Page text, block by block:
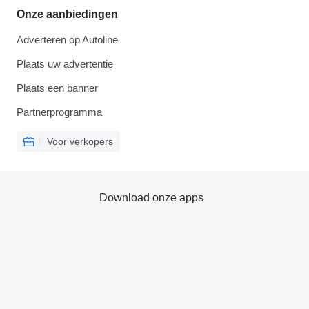
Onze aanbiedingen
Adverteren op Autoline
Plaats uw advertentie
Plaats een banner
Partnerprogramma
Voor verkopers
Download onze apps